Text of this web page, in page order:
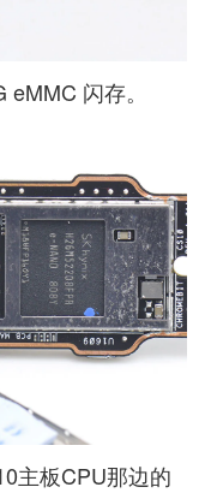
闪存。
主板CPU那边的